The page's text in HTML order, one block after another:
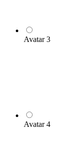
Avatar 3
Avatar 4